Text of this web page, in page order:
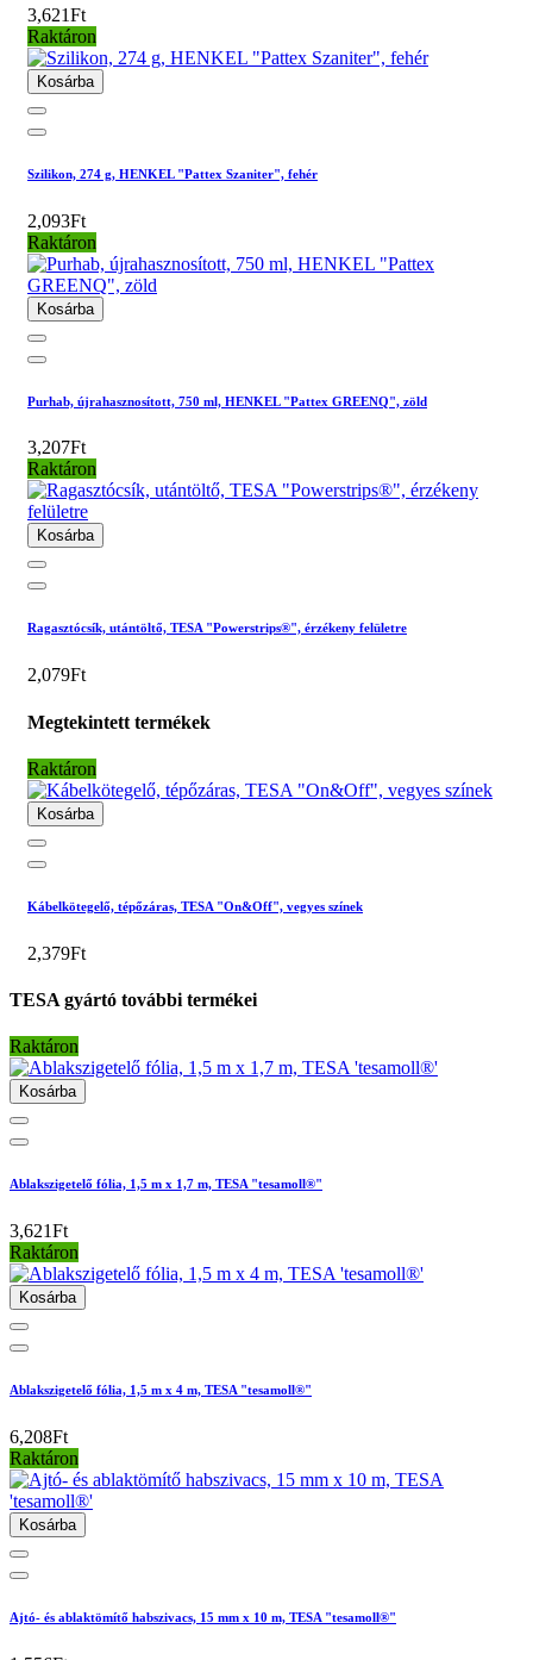
3,621Ft
Raktáron
Kosárba
Szilikon, 274 g, HENKEL "Pattex Szaniter", fehér
2,093Ft
Raktáron
Kosárba
Purhab, újrahasznosított, 750 ml, HENKEL "Pattex GREENQ", zöld
3,207Ft
Raktáron
Kosárba
Ragasztócsík, utántöltő, TESA "Powerstrips®", érzékeny felületre
2,079Ft
Megtekintett termékek
Raktáron
Kosárba
Kábelkötegelő, tépőzáras, TESA "On&Off", vegyes színek
2,379Ft
TESA gyártó további termékei
Raktáron
Kosárba
Ablakszigetelő fólia, 1,5 m x 1,7 m, TESA "tesamoll®"
3,621Ft
Raktáron
Kosárba
Ablakszigetelő fólia, 1,5 m x 4 m, TESA "tesamoll®"
6,208Ft
Raktáron
Kosárba
Ajtó- és ablaktömítő habszivacs, 15 mm x 10 m, TESA "tesamoll®"